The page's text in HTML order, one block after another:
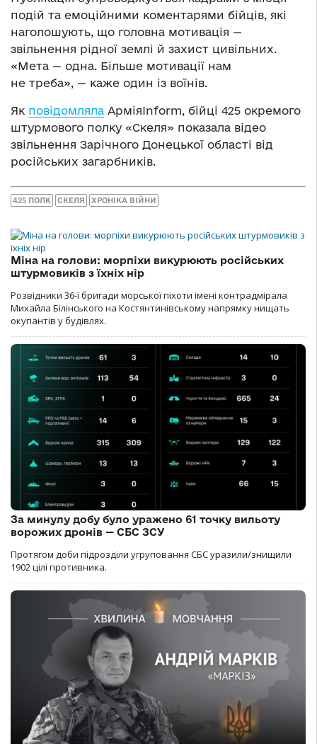
подій та емоційними коментарями бійців, які
наголошують, що головна мотивація —
звільнення рідної землі й захист цивільних.
«Мета — одна. Більше мотивації нам
не треба», — каже один із воїнів.
Як повідомляла АрміяInform, бійці 425 окремого
штурмового полку «Скеля» показала відео
звільнення Зарічного Донецької області від
російських загарбників.
425 ПОЛК СКЕЛЯ ХРОНІКА ВІЙНИ
Міна на голови: морпіхи викурюють російських
штурмовиків з їхніх нір
Розвідники 36-ї бригади морської піхоти імені контрадмірала
Михайла Білінського на Костянтинівському напрямку нищать
окупантів у будівлях.
За минулу добу було уражено 61 точку вильоту
ворожих дронів — СБС ЗСУ
Протягом доби підрозділи угруповання СБС уразили/знищили
1902 цілі противника.